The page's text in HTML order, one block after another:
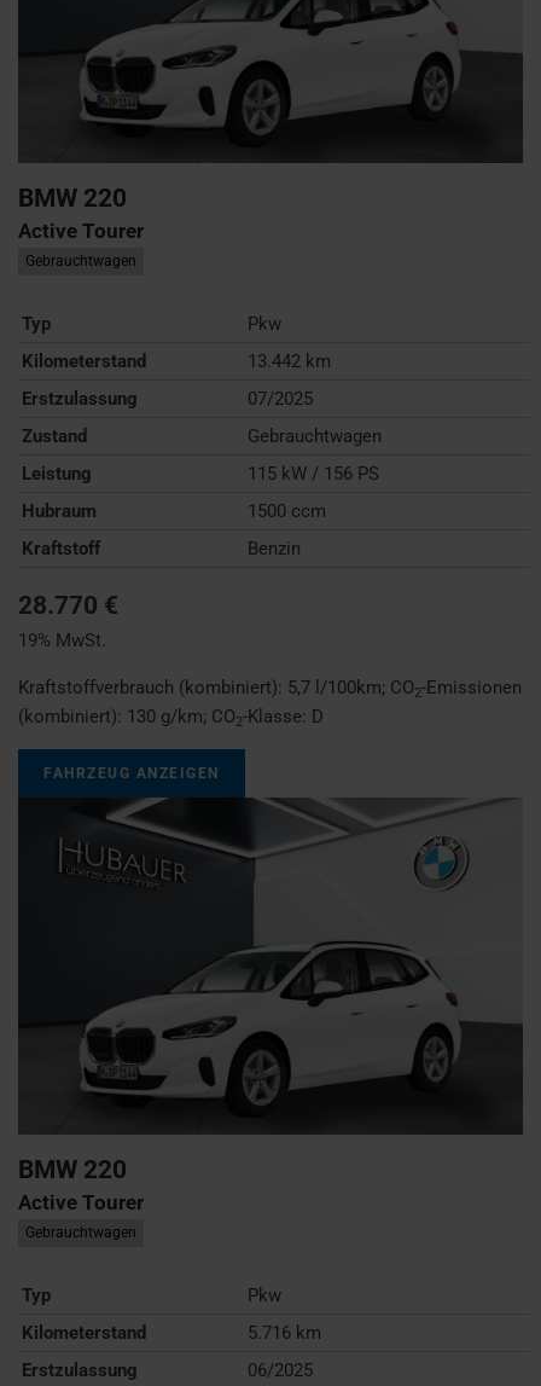
BMW 220
Active Tourer
Gebrauchtwagen
Typ
Pkw
Kilometerstand
13.442 km
Erstzulassung
07/2025
Zustand
Gebrauchtwagen
Leistung
115 kW / 156 PS
Hubraum
1500 ccm
Kraftstoff
Benzin
28.770 €
19% MwSt.
Kraftstoffverbrauch (kombiniert): 5,7 l/100km; CO2-Emissionen
(kombiniert): 130 g/km; CO2-Klasse: D
FAHRZEUG ANZEIGEN
BMW 220
Active Tourer
Gebrauchtwagen
Typ
Pkw
Kilometerstand
5.716 km
Erstzulassung
06/2025